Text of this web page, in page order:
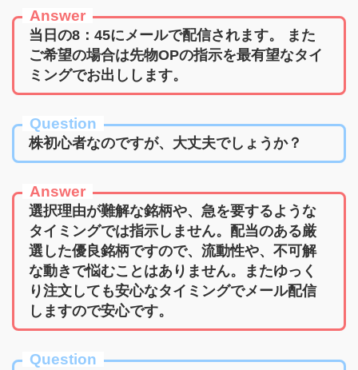
Answer
当日の8：45にメールで配信されます。 また
ご希望の場合は先物OPの指示を最有望なタイ
ミングでお出しします。
Question
株初心者なのですが、大丈夫でしょうか？
Answer
選択理由が難解な銘柄や、急を要するような
タイミングでは指示しません。配当のある厳
選した優良銘柄ですので、流動性や、不可解
な動きで悩むことはありません。またゆっく
り注文しても安心なタイミングでメール配信
しますので安心です。
Question